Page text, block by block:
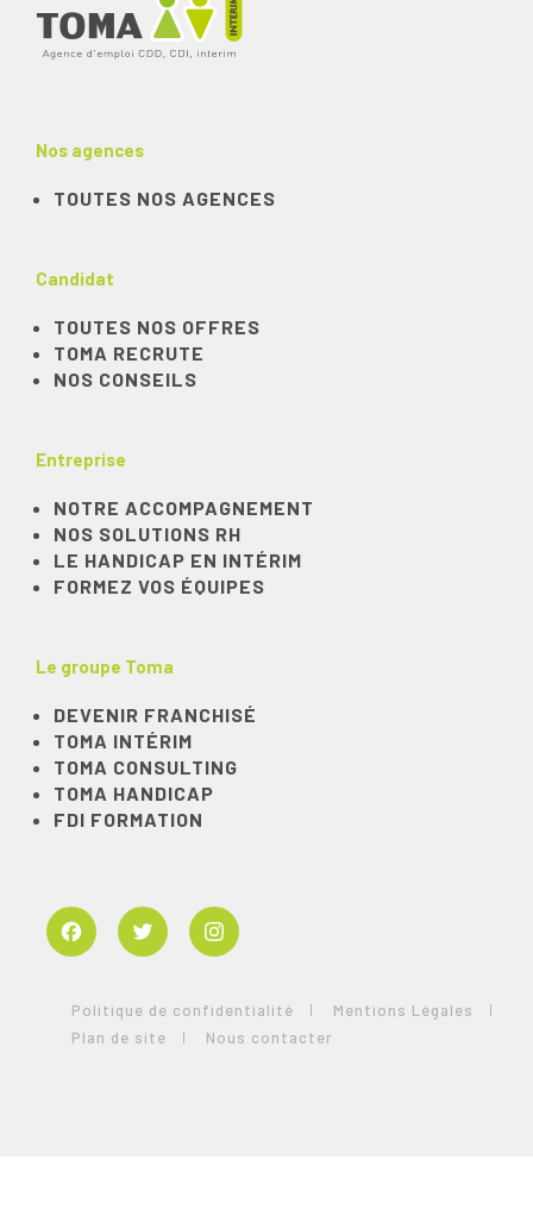
Nos agences
TOUTES NOS AGENCES
Candidat
TOUTES NOS OFFRES
TOMA RECRUTE
NOS CONSEILS
Entreprise
NOTRE ACCOMPAGNEMENT
NOS SOLUTIONS RH
LE HANDICAP EN INTÉRIM
FORMEZ VOS ÉQUIPES
Le groupe Toma
DEVENIR FRANCHISÉ
TOMA INTÉRIM
TOMA CONSULTING
TOMA HANDICAP
FDI FORMATION
Facebook
Twitter
Politique de confidentialité
Mentions Légales
Plan de site
Nous contacter